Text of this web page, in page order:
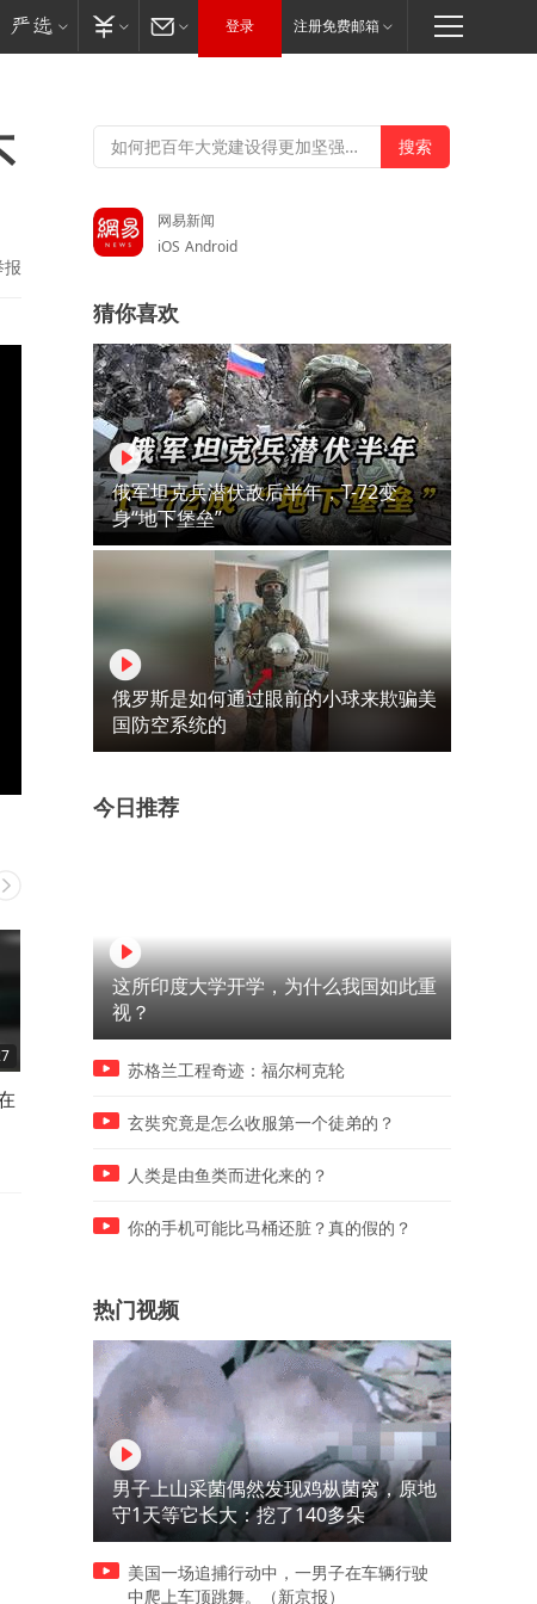
登录 注册免费邮箱
报
鉴定的程度
网易新闻
iOS Android
猜你喜欢
俄军坦克兵潜伏敌后半年，T-72变
身“地下堡垒”
俄罗斯是如何通过眼前的小球来欺骗美
国防空系统的
今日推荐
这所印度大学开学，为什么我国如此重
视？
苏格兰工程奇迹：福尔柯克轮
玄奘究竟是怎么收服第一个徒弟的？
人类是由鱼类而进化来的？
你的手机可能比马桶还脏？真的假的？
热门视频
男子上山采菌偶然发现鸡枞菌窝，原地
守1天等它长大：挖了140多朵
美国一场追捕行动中，一男子在车辆行驶
中爬上车顶跳舞。（新京报）